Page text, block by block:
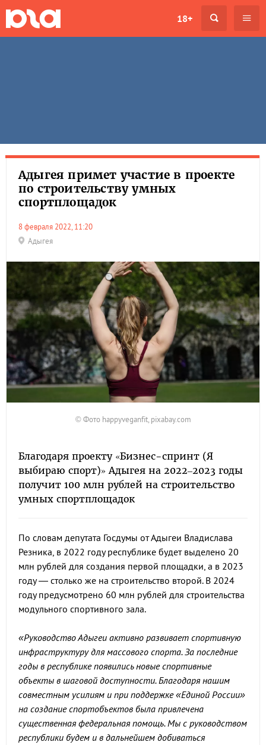
18+
Адыгея примет участие в проекте
по строительству умных
спортплощадок
8 февраля 2022, 11:20
Адыгея
© Фото happyveganfit, pixabay.com
Благодаря проекту «Бизнес-спринт (Я
выбираю спорт)» Адыгея на 2022–2023 годы
получит 100 млн рублей на строительство
умных спортплощадок
По словам депутата Госдумы от Адыгеи Владислава
Резника, в 2022 году республике будет выделено 20
млн рублей для создания первой площадки, а в 2023
году — столько же на строительство второй. В 2024
году предусмотрено 60 млн рублей для строительства
модульного спортивного зала.
«Руководство Адыгеи активно развивает спортивную
инфраструктуру для массового спорта. За последние
годы в республике появились новые спортивные
объекты в шаговой доступности. Благодаря нашим
совместным усилиям и при поддержке «Единой России»
на создание спортобъектов была привлечена
существенная федеральная помощь. Мы с руководством
республики будем и в дальнейшем добиваться